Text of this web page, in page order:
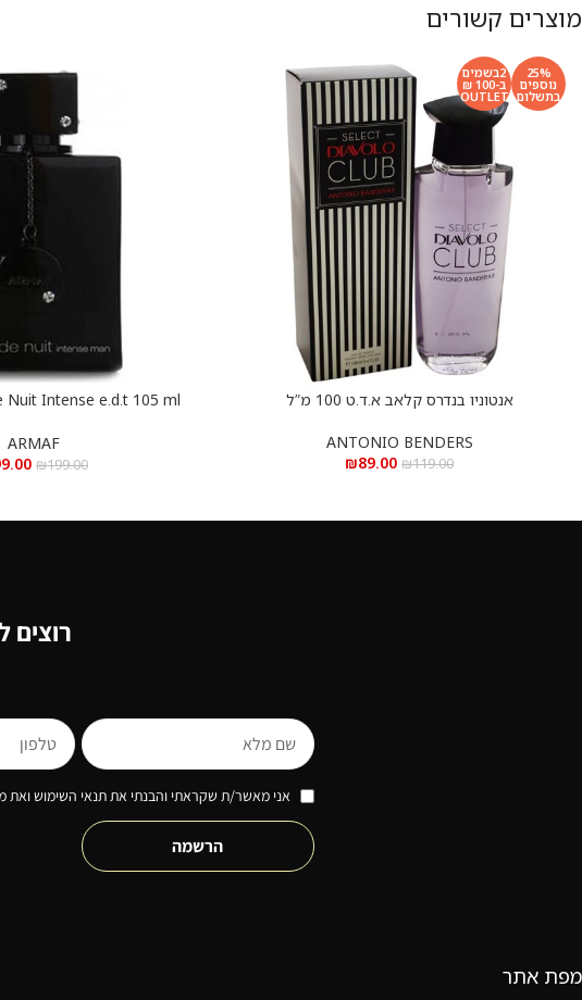
מוצרים קשורים
25%
נוספים
בתשלום
2בשמים
ב-100 ₪
OUTLET
הוספה לסלאנטוניו בנדרס קלאב א.ד.ט 100 מ”ל
ANTONIO BENDERS
₪119.00
₪89.00
הוספה לסל
ARMAF
₪199.00
רוצים
אני מאשר/ת שקראתי והבנתי את תנאי השימוש ואת
הרשמה
מפת אתר